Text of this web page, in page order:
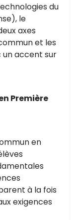
du
le
axes
et les
un accent sur
Première
en
à la fois
exigences